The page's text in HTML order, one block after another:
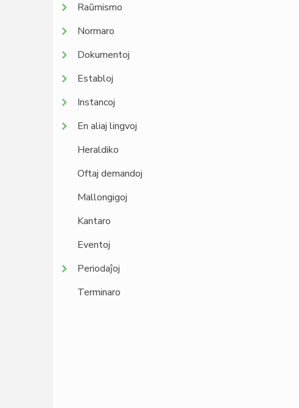
Raŭmismo
Normaro
Dokumentoj
Establoj
Instancoj
En aliaj lingvoj
Heraldiko
Oftaj demandoj
Mallongigoj
Kantaro
Eventoj
Periodaĵoj
Terminaro